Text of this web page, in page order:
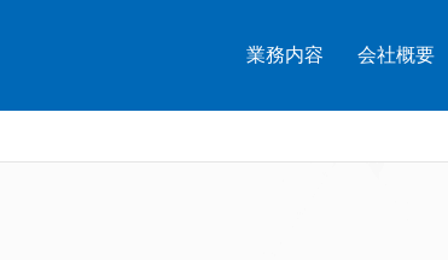
業務内容 会社概要